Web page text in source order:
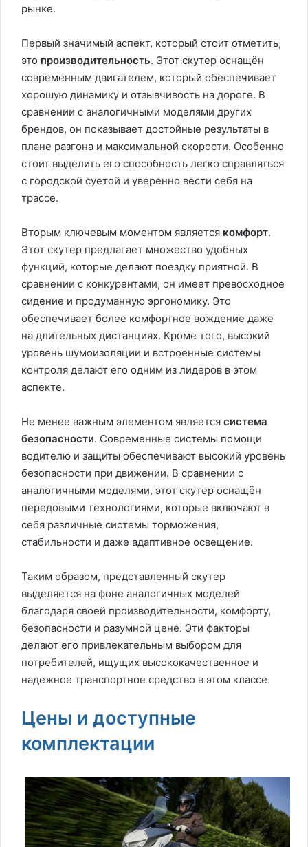
рынке.
Первый значимый аспект, который стоит отметить,
это производительность. Этот скутер оснащён
современным двигателем, который обеспечивает
хорошую динамику и отзывчивость на дороге. В
сравнении с аналогичными моделями других
брендов, он показывает достойные результаты в
плане разгона и максимальной скорости. Особенно
стоит выделить его способность легко справляться
с городской суетой и уверенно вести себя на
трассе.
Вторым ключевым моментом является комфорт.
Этот скутер предлагает множество удобных
функций, которые делают поездку приятной. В
сравнении с конкурентами, он имеет превосходное
сидение и продуманную эргономику. Это
обеспечивает более комфортное вождение даже
на длительных дистанциях. Кроме того, высокий
уровень шумоизоляции и встроенные системы
контроля делают его одним из лидеров в этом
аспекте.
Не менее важным элементом является система
безопасности. Современные системы помощи
водителю и защиты обеспечивают высокий уровень
безопасности при движении. В сравнении с
аналогичными моделями, этот скутер оснащён
передовыми технологиями, которые включают в
себя различные системы торможения,
стабильности и даже адаптивное освещение.
Таким образом, представленный скутер
выделяется на фоне аналогичных моделей
благодаря своей производительности, комфорту,
безопасности и разумной цене. Эти факторы
делают его привлекательным выбором для
потребителей, ищущих высококачественное и
надежное транспортное средство в этом классе.
Цены и доступные
комплектации